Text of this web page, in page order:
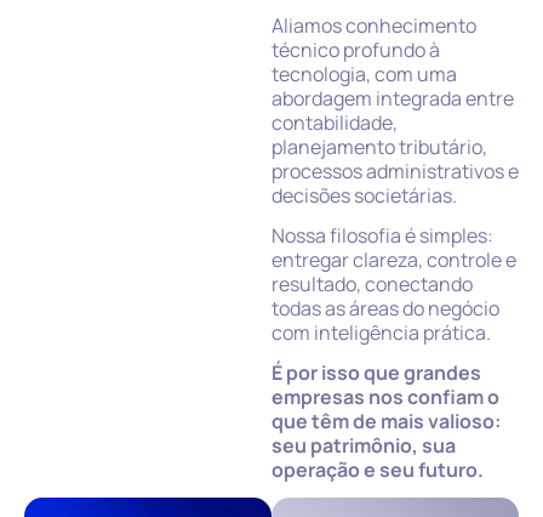
Aliamos conhecimento
técnico profundo à
tecnologia, com uma
abordagem integrada entre
contabilidade,
planejamento tributário,
processos administrativos e
decisões societárias.
Nossa filosofia é simples:
entregar clareza, controle e
resultado, conectando
todas as áreas do negócio
com inteligência prática.
É por isso que grandes
empresas nos confiam o
que têm de mais valioso:
seu patrimônio, sua
operação e seu futuro.